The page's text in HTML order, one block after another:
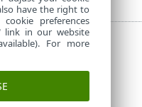
have the right to
preferences
link in our website
For more